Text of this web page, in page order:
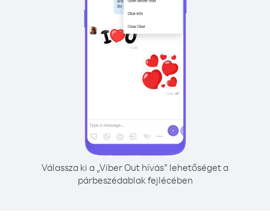
Válassza ki a „Viber Out hívás” lehetőséget a
párbeszédablak fejlécében